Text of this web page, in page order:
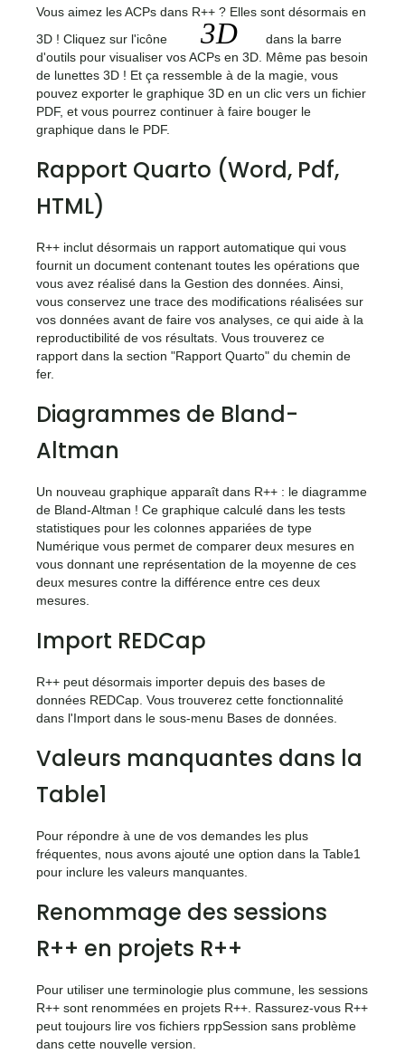
Vous aimez les ACPs dans R++ ? Elles sont désormais en
3D ! Cliquez sur l'icône
<icone>
dans la barre
d'outils pour visualiser vos ACPs en 3D. Même pas besoin
de lunettes 3D ! Et ça ressemble à de la magie, vous
pouvez exporter le graphique 3D en un clic vers un fichier
PDF, et vous pourrez continuer à faire bouger le
graphique dans le PDF.
Rapport Quarto (Word, Pdf,
HTML)
R++ inclut désormais un rapport automatique qui vous
fournit un document contenant toutes les opérations que
vous avez réalisé dans la Gestion des données. Ainsi,
vous conservez une trace des modifications réalisées sur
vos données avant de faire vos analyses, ce qui aide à la
reproductibilité de vos résultats. Vous trouverez ce
rapport dans la section "Rapport Quarto" du chemin de
fer.
Diagrammes de Bland-
Altman
Un nouveau graphique apparaît dans R++ : le diagramme
de Bland-Altman ! Ce graphique calculé dans les tests
statistiques pour les colonnes appariées de type
Numérique vous permet de comparer deux mesures en
vous donnant une représentation de la moyenne de ces
deux mesures contre la différence entre ces deux
mesures.
Import REDCap
R++ peut désormais importer depuis des bases de
données REDCap. Vous trouverez cette fonctionnalité
dans l'Import dans le sous-menu Bases de données.
Valeurs manquantes dans la
Table1
Pour répondre à une de vos demandes les plus
fréquentes, nous avons ajouté une option dans la Table1
pour inclure les valeurs manquantes.
Renommage des sessions
R++ en projets R++
Pour utiliser une terminologie plus commune, les sessions
R++ sont renommées en projets R++. Rassurez-vous R++
peut toujours lire vos fichiers rppSession sans problème
dans cette nouvelle version.